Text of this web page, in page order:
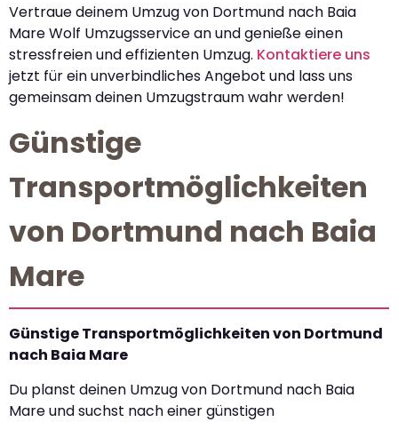
Vertraue deinem Umzug von Dortmund nach Baia
Mare Wolf Umzugsservice an und genieße einen
stressfreien und effizienten Umzug. Kontaktiere uns
jetzt für ein unverbindliches Angebot und lass uns
gemeinsam deinen Umzugstraum wahr werden!
Günstige
Transportmöglichkeiten
von Dortmund nach Baia
Mare
Günstige Transportmöglichkeiten von Dortmund
nach Baia Mare
Du planst deinen Umzug von Dortmund nach Baia
Mare und suchst nach einer günstigen